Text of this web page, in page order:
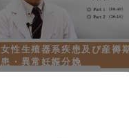
女性生殖器系疾患及び産褥
患・異常妊娠分娩
シリーズ（全2本）